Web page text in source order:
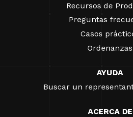
Recursos de
Preguntas
Casos
Ordenanzas
AYUDA
Buscar un
ACERCA DE